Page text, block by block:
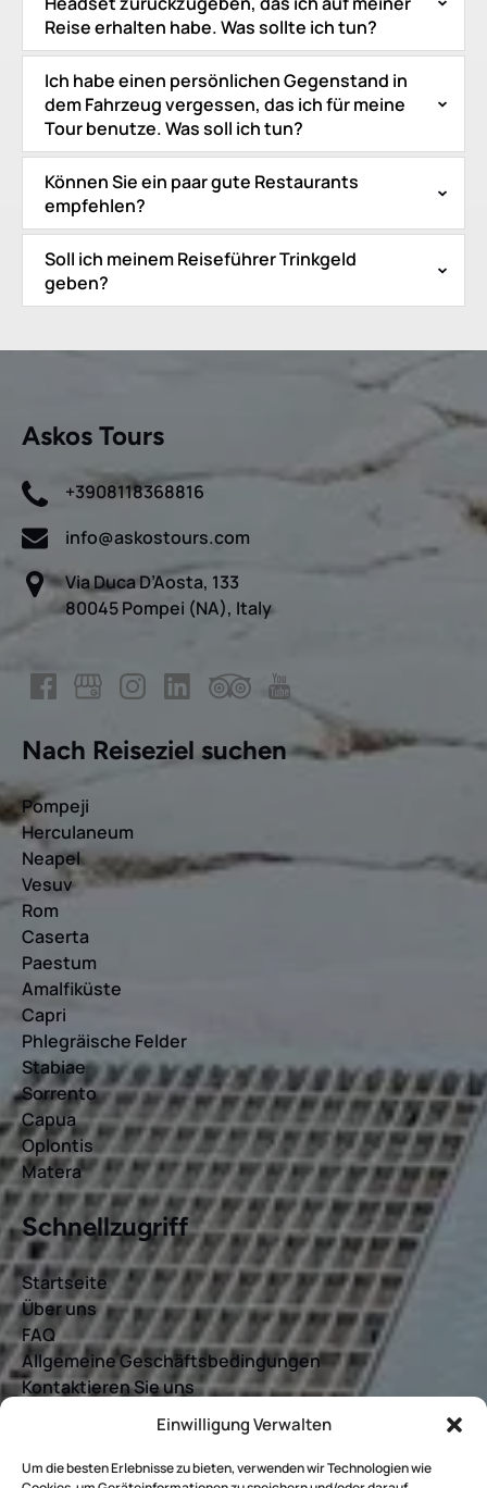
Einwilligung Verwalten
Um die besten Erlebnisse zu bieten, verwenden wir Technologien wie
Reise erhalten habe. Was sollte ich tun?
Ich habe einen persönlichen Gegenstand in
dem Fahrzeug vergessen, das ich für meine
Tour benutze. Was soll ich tun?
Können Sie ein paar gute Restaurants
empfehlen?
Soll ich meinem Reiseführer Trinkgeld
geben?
Askos Tours
+3908118368816
info@askostours.com
Via Duca D’Aosta, 133
80045 Pompei (NA), Italy
Nach Reiseziel suchen
Pompeji
Herculaneum
Neapel
Vesuv
Rom
Caserta
Paestum
Amalfiküste
Capri
Phlegräische Felder
Stabiae
Sorrento
Capua
Oplontis
Matera
Schnellzugriff
Startseite
Über uns
FAQ
Allgemeine Geschäftsbedingungen
Kontaktieren Sie uns
U